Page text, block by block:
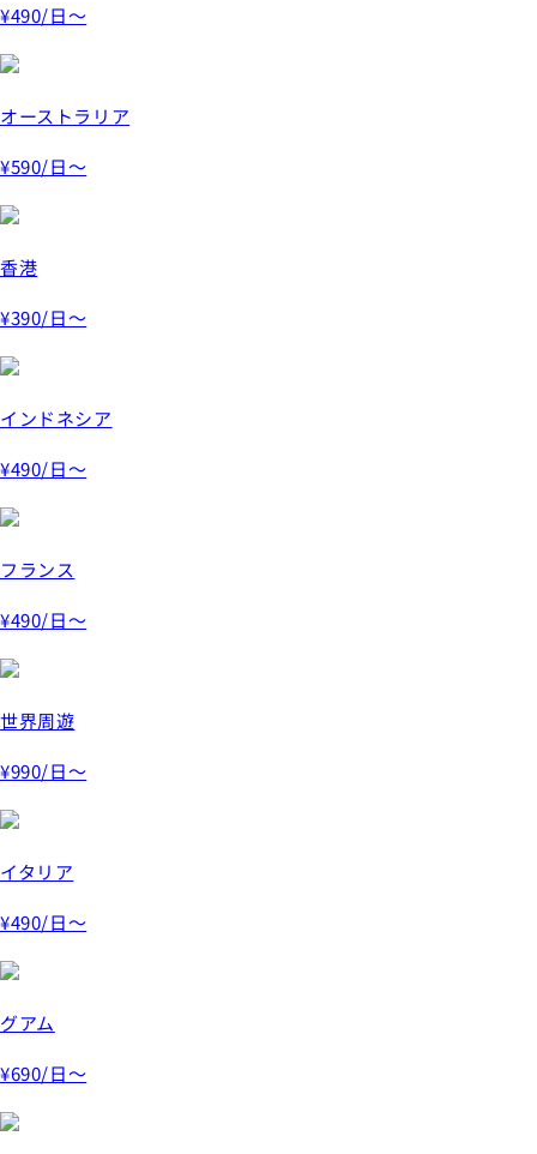
¥490/日～
オーストラリア
¥590/日～
香港
¥390/日～
インドネシア
¥490/日～
フランス
¥490/日～
世界周遊
¥990/日～
イタリア
¥490/日～
グアム
¥690/日～